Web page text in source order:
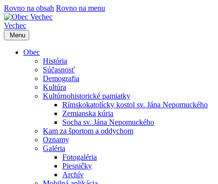
Rovno na obsah Rovno na menu
Vechec
Menu
Obec
História
Súčasnosť
Demografia
Kultúra
Kultúrnohistorické pamiatky
Rímskokatolícky kostol sv. Jána Nepomuckého
Zemianska kúria
Socha sv. Jána Nepomuckého
Kam za športom a oddychom
Oznamy
Galéria
Fotogaléria
Piesničky
Archív